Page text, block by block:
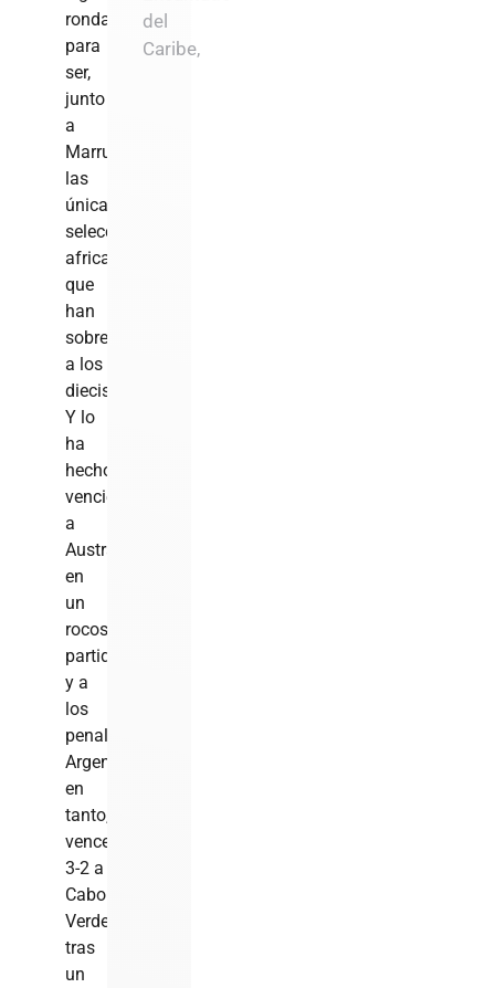
ronda
para
ser,
junto
a
Marruecos,
las
únicas
selecciones
africanas
que
han
sobrevivido
a los
dieciseisavos.
Y lo
ha
hecho
venciendo
a
Australia
en
un
rocoso
partido
y a
los
penaltis.
Argentina,
en
tanto,
vence
3-2 a
Cabo
Verde
tras
un
del
Caribe,